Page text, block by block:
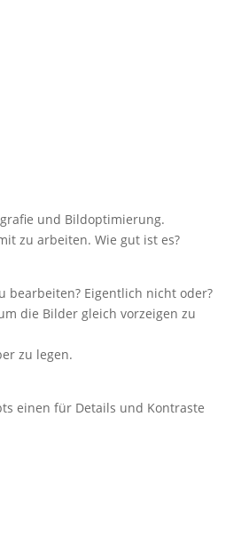
und Bildoptimierung.
zu arbeiten. Wie gut ist es?
bearbeiten? Eigentlich nicht oder?
die Bilder gleich vorzeigen zu
zu legen.
einen für Details und Kontraste